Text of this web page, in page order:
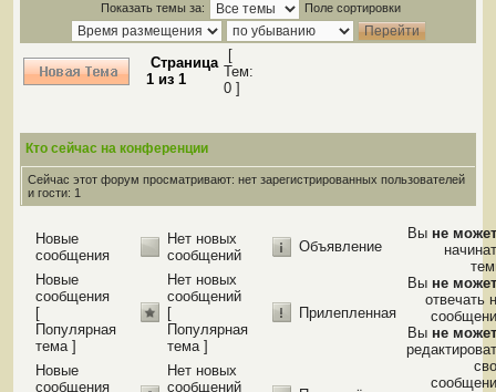
Показать темы за: Поле сортировки
Страница
1 из 1
[
Тем:
0 ]
Кто сейчас на конференции
Сейчас этот форум просматривают: нет зарегистрированных пользователей
и гости: 1
Новые
сообщения
Нет новых
сообщений
Объявление
Новые
сообщения
[
Популярная
тема ]
Нет новых
сообщений
[
Популярная
тема ]
Прилепленная
Новые
сообщения
Нет новых
сообщений
Вы не
Вы не
отвечать
Вы не